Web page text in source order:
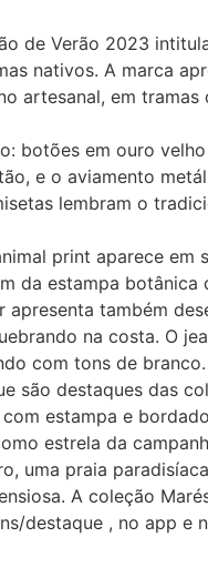
de Verão 2023
nativos. A marca
artesanal, em
botões em ouro
e o aviamento
lembram o
print aparece
da estampa
também
na costa. O
com tons de
são destaques das
estampa e
estrela da
uma praia
A coleção
destaque , no app e